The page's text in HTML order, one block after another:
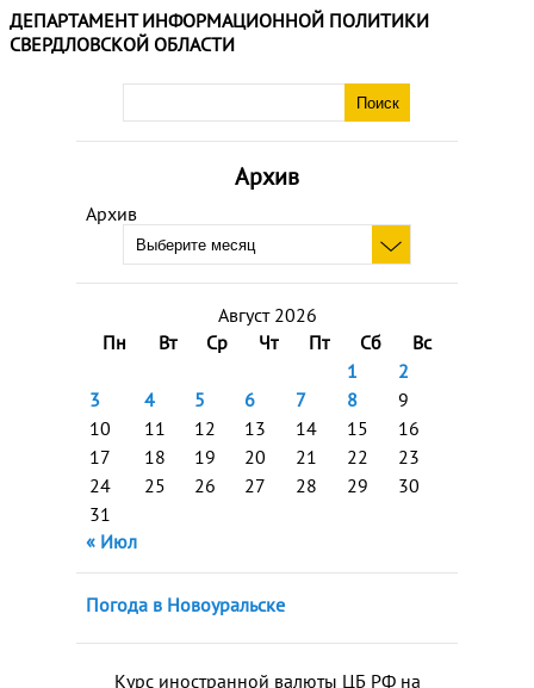
Архив
Архив
Август 2026
Пн
Вт Ср Чт Пт Сб
Вс
1
2
3
4 5 6 7 8
9
10
11 12 13 14 15
16
17
18 19 20 21 22
23
24
25 26 27 28 29
30
31
« Июл
Погода в Новоуральске
Курс иностранной валюты ЦБ РФ на
ДЕПАРТАМЕНТ ИНФОРМАЦИОННОЙ ПОЛИТИКИ
СВЕРДЛОВСКОЙ ОБЛАСТИ